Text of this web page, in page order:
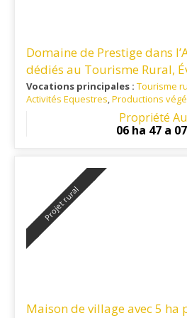
Domaine de Prestige dans
dédiés au Tourisme Rural,
Séminaires
Vocations principales : Tourisme
Activités Equestres,Productions
: Le domaine
géographique stratégique, 15
minutes de Carcassonne et de son
Propriété
06 ha 47 a
Projet rural
Maison de village avec 5 ha